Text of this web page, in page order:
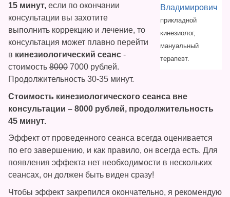
Владимирович
прикладной
кинезиолог,
мануальный
терапевт.
15 минут, если по окончании
консультации вы захотите
выполнить коррекцию и лечение, то
консультация может плавно перейти
в кинезиологический сеанс -
стоимость 8000 7000 рублей.
Продолжительность 30-35 минут.
Стоимость кинезиологического сеанса вне
консультации – 8000 рублей, продолжительность
45 минут.
Эффект от проведенного сеанса всегда оценивается
по его завершению, и как правило, он всегда есть. Для
появления эффекта нет необходимости в нескольких
сеансах, он должен быть виден сразу!
Чтобы эффект закрепился окончательно, я рекомендую